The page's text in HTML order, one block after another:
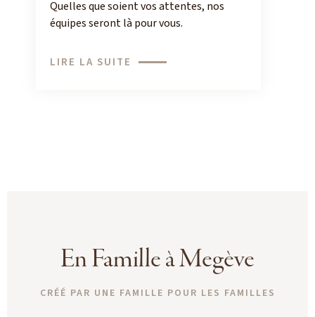
Quelles que soient vos attentes, nos
équipes seront là pour vous.
LIRE LA SUITE
En Famille à Megève
CRÉÉ PAR UNE FAMILLE POUR LES FAMILLES